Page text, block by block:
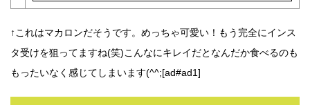
↑これはマカロンだそうです。めっちゃ可愛い！もう完全にインス
タ受けを狙ってますね(笑)こんなにキレイだとなんだか食べるのも
もったいなく感じてしまいます(^^;[ad#ad1]